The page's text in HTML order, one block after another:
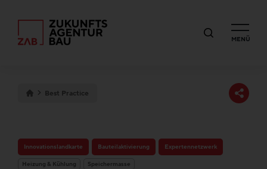
MENÜ
Best Practice
Innovationslandkarte Bauteilaktivierung Expertennetzwerk
Heizung & Kühlung Speichermasse